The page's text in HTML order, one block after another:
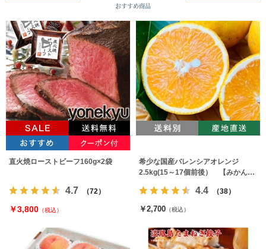
おすすめ商品
直火焼ローストビーフ160g×2袋
4.7 （72）
￥3,800 （税込）
希少な国産バレンシアオレンジ
2.5kg(15～17個前後） 【みかんの
4.4 （38）
￥2,700 （税込）